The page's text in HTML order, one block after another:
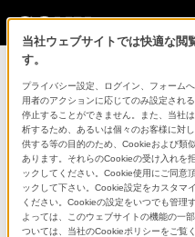
製品を安全に、
くために
日常の清掃・点検が大切
よく読みましょう。
当社ウェブサイトでは快適な閲
す。
プライバシー設定、ログイン、フォーム
用者のアクションに応じてのみ設定され
停止することができません。また、当社
析するため、あるいは個々のお客様に対
供する等の目的のため、Cookieおよび類
あります。それらのCookieの受け入れを
ックしてください。Cookie使用にご同意
ックして下さい。Cookie設定をカスタマ
ください。Cookieの設定をいつでも管理
よっては、このウェブサイトの機能の一
ついては、当社のCookieポリシーをご覧